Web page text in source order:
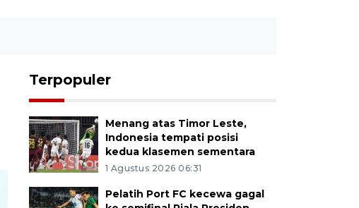
Terpopuler
Menang atas Timor Leste,
Indonesia tempati posisi
kedua klasemen sementara
1 Agustus 2026 06:31
Pelatih Port FC kecewa gagal